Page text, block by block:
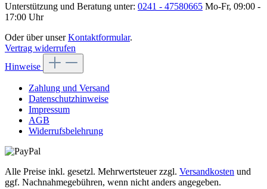
Unterstützung und Beratung unter: 0241 - 47580665 Mo-Fr, 09:00 -
17:00 Uhr
Oder über unserKontaktformular.
Vertrag widerrufen
Hinweise
Zahlung und Versand
Datenschutzhinweise
Impressum
AGB
Widerrufsbelehrung
Alle Preise inkl. gesetzl. Mehrwertsteuer zzgl. Versandkosten und
ggf. Nachnahmegebühren, wenn nicht anders angegeben.